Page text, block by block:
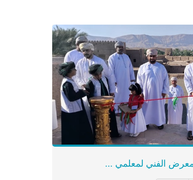
الفني لمعلمي ...